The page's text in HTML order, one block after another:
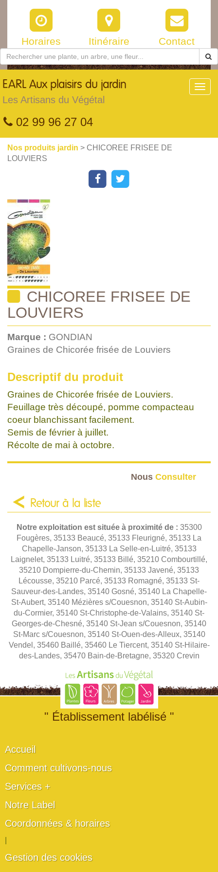
Horaires Itinéraire Contact
EARL Aux plaisirs du jardin
Les Artisans du Végétal
02 99 96 27 04
Nos produits jardin > CHICOREE FRISEE DE
LOUVIERS
CHICOREE FRISEE DE
LOUVIERS
Marque : GONDIAN
Graines de Chicorée frisée de Louviers
Descriptif du produit
Graines de Chicorée frisée de Louviers.
Feuillage très découpé, pomme compacteau
coeur blanchissant facilement.
Semis de février à juillet.
Récolte de mai à octobre.
Nous Consulter
Retour à la liste
Notre exploitation est située à proximité de : 35300
Fougères, 35133 Beaucé, 35133 Fleurigné, 35133 La
Chapelle-Janson, 35133 La Selle-en-Luitré, 35133
Laignelet, 35133 Luitré, 35133 Billé, 35210 Combourtillé,
35210 Dompierre-du-Chemin, 35133 Javené, 35133
Lécousse, 35210 Parcé, 35133 Romagné, 35133 St-
Sauveur-des-Landes, 35140 Gosné, 35140 La Chapelle-
St-Aubert, 35140 Mézières s/Couesnon, 35140 St-Aubin-
du-Cormier, 35140 St-Christophe-de-Valains, 35140 St-
Georges-de-Chesné, 35140 St-Jean s/Couesnon, 35140
St-Marc s/Couesnon, 35140 St-Ouen-des-Alleux, 35140
Vendel, 35460 Baillé, 35460 Le Tiercent, 35140 St-Hilaire-
des-Landes, 35470 Bain-de-Bretagne, 35320 Crevin
" Établissement labélisé "
Accueil
Comment cultivons-nous
Services +
Notre Label
Coordonnées & horaires
Gestion des cookies